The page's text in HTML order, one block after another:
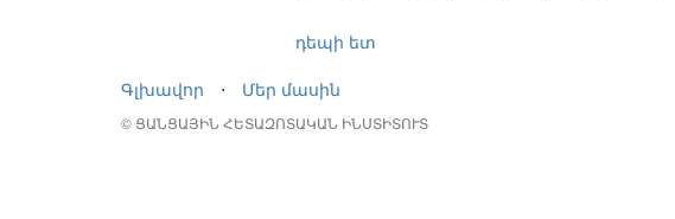
դեպի ետ
Գլխավոր
⋅ Մեր մասին
© ՑԱՆՑԱՅԻՆ ՀԵՏԱԶՈՏԱԿԱՆ ԻՆՍՏԻՏՈՒՏ